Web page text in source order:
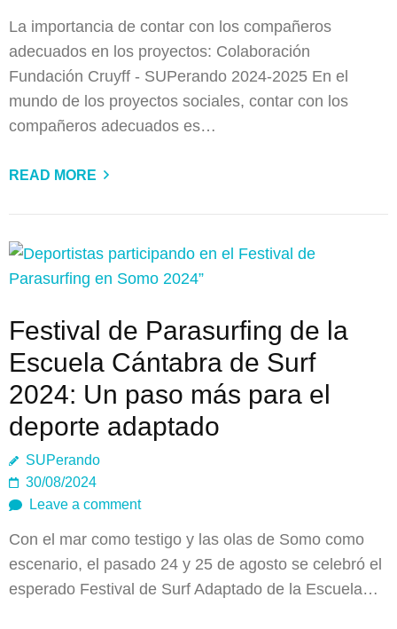
La importancia de contar con los compañeros
adecuados en los proyectos: Colaboración
Fundación Cruyff - SUPerando 2024-2025 En el
mundo de los proyectos sociales, contar con los
compañeros adecuados es…
READ MORE
Festival de Parasurfing de la
Escuela Cántabra de Surf
2024: Un paso más para el
deporte adaptado
SUPerando
30/08/2024
Leave a comment
Con el mar como testigo y las olas de Somo como
escenario, el pasado 24 y 25 de agosto se celebró el
esperado Festival de Surf Adaptado de la Escuela…